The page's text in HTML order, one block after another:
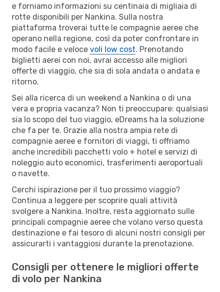
e forniamo informazioni su centinaia di migliaia di
rotte disponibili per Nankina. Sulla nostra
piattaforma troverai tutte le compagnie aeree che
operano nella regione, così da poter confrontare in
modo facile e veloce voli low cost. Prenotando
biglietti aerei con noi, avrai accesso alle migliori
offerte di viaggio, che sia di sola andata o andata e
ritorno.
Sei alla ricerca di un weekend a Nankina o di una
vera e propria vacanza? Non ti preoccupare: qualsiasi
sia lo scopo del tuo viaggio, eDreams ha la soluzione
che fa per te. Grazie alla nostra ampia rete di
compagnie aeree e fornitori di viaggi, ti offriamo
anche incredibili pacchetti volo + hotel e servizi di
noleggio auto economici, trasferimenti aeroportuali
o navette.
Cerchi ispirazione per il tuo prossimo viaggio?
Continua a leggere per scoprire quali attività
svolgere a Nankina. Inoltre, resta aggiornato sulle
principali compagnie aeree che volano verso questa
destinazione e fai tesoro di alcuni nostri consigli per
assicurarti i vantaggiosi durante la prenotazione.
Consigli per ottenere le migliori offerte
di volo per Nankina